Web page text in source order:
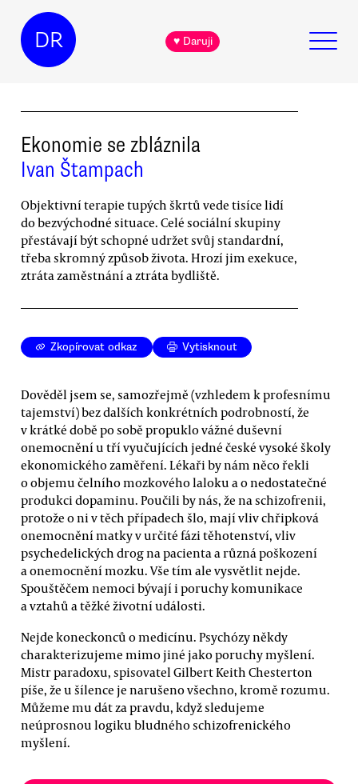
DR ♥ Daruji
Ekonomie se zbláznila
Ivan Štampach
Objektivní terapie tupých škrtů vede tisíce lidí
do bezvýchodné situace. Celé sociální skupiny
přestávají být schopné udržet svůj standardní,
třeba skromný způsob života. Hrozí jim exekuce,
ztráta zaměstnání a ztráta bydliště.
Zkopírovat odkaz Vytisknout
Dověděl jsem se, samozřejmě (vzhledem k profesnímu
tajemství) bez dalších konkrétních podrobností, že
v krátké době po sobě propuklo vážné duševní
onemocnění u tří vyučujících jedné české vysoké školy
ekonomického zaměření. Lékaři by nám něco řekli
o objemu čelního mozkového laloku a o nedostatečné
produkci dopaminu. Poučili by nás, že na schizofrenii,
protože o ni v těch případech šlo, mají vliv chřipková
onemocnění matky v určité fázi těhotenství, vliv
psychedelických drog na pacienta a různá poškození
a onemocnění mozku. Vše tím ale vysvětlit nejde.
Spouštěčem nemoci bývají i poruchy komunikace
a vztahů a těžké životní události.
Nejde koneckonců o medicínu. Psychózy někdy
charakterizujeme mimo jiné jako poruchy myšlení.
Mistr paradoxu, spisovatel Gilbert Keith Chesterton
píše, že u šílence je narušeno všechno, kromě rozumu.
Můžeme mu dát za pravdu, když sledujeme
neúprosnou logiku bludného schizofrenického
myšlení.